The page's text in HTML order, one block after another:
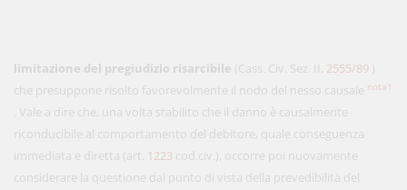
limitazione del pregiudizio risarcibile (Cass. Civ. Sez. II, 2555/89 )
che presuppone risolto favorevolmente il nodo del nesso causale nota1
. Vale a dire che, una volta stabilito che il danno è causalmente
riconducibile al comportamento del debitore, quale conseguenza
immediata e diretta (art. 1223 cod.civ.), occorre poi nuovamente
considerare la questione dal punto di vista della prevedibilità del